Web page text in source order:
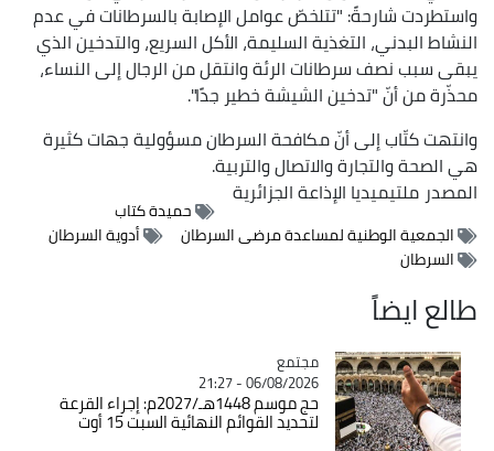
واستطردت شارحةً: "تتلخصّ عوامل الإصابة بالسرطانات في عدم
النشاط البدني، التغذية السليمة، الأكل السريع، والتدخين الذي
يبقى سبب نصف سرطانات الرئة وانتقل من الرجال إلى النساء،
محذّرة من أنّ "تدخين الشيشة خطير جدًا".
وانتهت كتّاب إلى أنّ مكافحة السرطان مسؤولية جهات كثيرة
هي الصحة والتجارة والاتصال والتربية.
المصدرملتيميديا الإذاعة الجزائرية
حميدة كتاب
الجمعية الوطنية لمساعدة مرضى السرطان
أدوية السرطان
السرطان
طالع ايضاً
Catégorie
مجتمع
06/08/2026 - 21:27
حج موسم 1448هـ/2027م: إجراء القرعة
لتحديد القوائم النهائية السبت 15 أوت